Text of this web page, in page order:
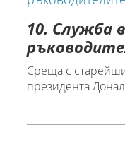
10. Служба
Среща с
президента